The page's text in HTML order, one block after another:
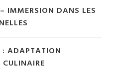
IMMERSION DANS LES
: ADAPTATION
CULINAIRE